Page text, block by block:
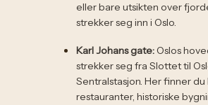
eller bare utsikten over
strekker seg inn i Oslo.
Karl Johans gate: Oslos
strekker seg fra Slottet til
Sentralstasjon. Her finner du
restauranter, historiske